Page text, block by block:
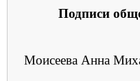
Подписи
Моисеева Анна